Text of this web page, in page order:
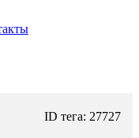
ID тега: 27727